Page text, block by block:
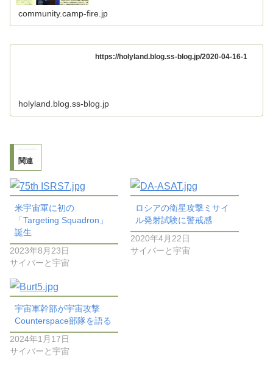
community.camp-fire.jp
https://holyland.blog.ss-blog.jp/2020-04-16-1
holyland.blog.ss-blog.jp
関連
米宇宙軍に初の
「Targeting Squadron」
誕生
2023年8月23日
サイバーと宇宙
ロシアの衛星攻撃ミサイ
ル発射試験に警戒感
2020年4月22日
サイバーと宇宙
宇宙軍幹部が宇宙攻撃
Counterspace部隊を語る
2024年1月17日
サイバーと宇宙